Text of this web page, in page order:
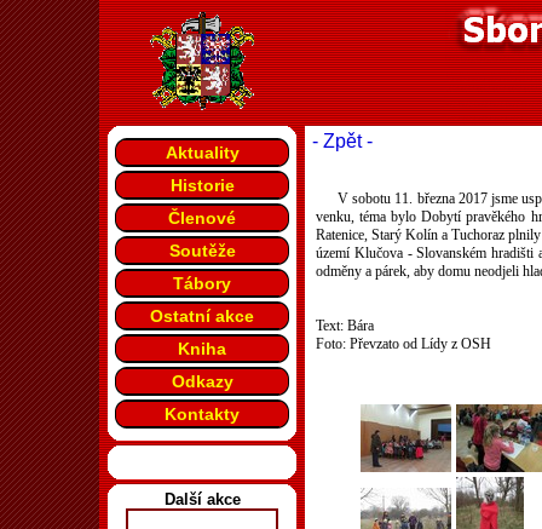
- Zpět -
V sobotu 11. března 2017 jsme
venku, téma bylo Dobytí pravěkého
Ratenice, Starý Kolín a Tuchoraz
území Klučova - Slovanském hradišti
odměny a párek, aby domu neodjeli
Text: Bára
Foto: Převzato od Lídy z OSH
Aktuality
Historie
Členové
Soutěže
Tábory
Ostatní akce
Kniha
Odkazy
Kontakty
Další akce